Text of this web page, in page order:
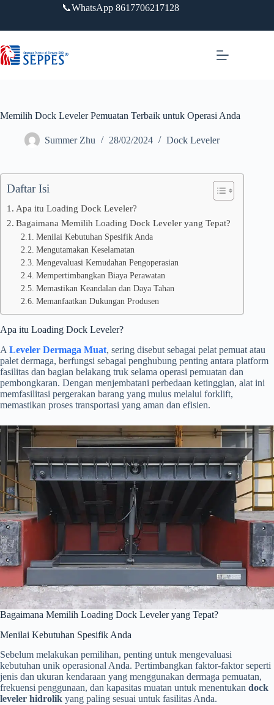
📞WhatsApp 8617706217128
Memilih Dock Leveler Pemuatan Terbaik untuk Operasi Anda
Summer Zhu 28/02/2024 Dock Leveler
Daftar Isi
Apa itu Loading Dock Leveler?
Bagaimana Memilih Loading Dock Leveler yang Tepat?
Menilai Kebutuhan Spesifik Anda
Mengutamakan Keselamatan
Mengevaluasi Kemudahan Pengoperasian
Mempertimbangkan Biaya Perawatan
Memastikan Keandalan dan Daya Tahan
Memanfaatkan Dukungan Produsen
Apa itu Loading Dock Leveler?
A Leveler Dermaga Muat, sering disebut sebagai pelat pemuat atau
palet dermaga, berfungsi sebagai penghubung penting antara platform
fasilitas dan bagian belakang truk selama operasi pemuatan dan
pembongkaran. Dengan menjembatani perbedaan ketinggian, alat ini
memfasilitasi pergerakan barang yang mulus melalui forklift,
memastikan proses transportasi yang aman dan efisien.
Bagaimana Memilih Loading Dock Leveler yang Tepat?
Menilai Kebutuhan Spesifik Anda
Sebelum melakukan pemilihan, penting untuk mengevaluasi
kebutuhan unik operasional Anda. Pertimbangkan faktor-faktor seperti
jenis dan ukuran kendaraan yang menggunakan dermaga pemuatan,
frekuensi penggunaan, dan kapasitas muatan untuk menentukan dock
leveler hidrolik yang paling sesuai untuk fasilitas Anda.